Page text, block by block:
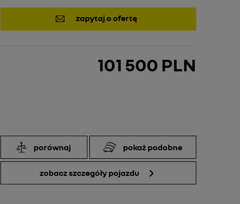
zapytaj o ofertę
101 500 PLN
porównaj pokaż podobne
zobacz szczegóły pojazdu